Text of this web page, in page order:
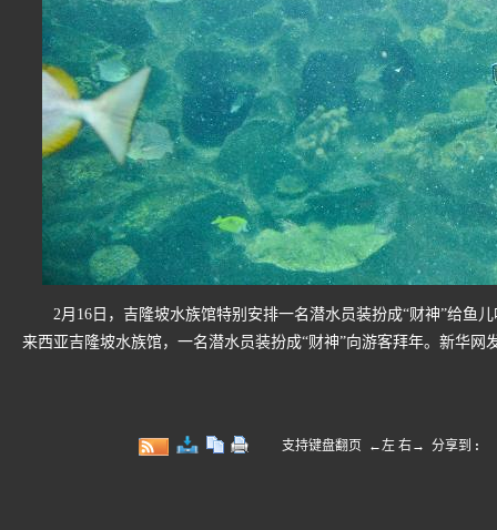
2月16日，吉隆坡水族馆特别安排一名潜水员装扮成“财神”给鱼
来西亚吉隆坡水族馆，一名潜水员装扮成“财神”向游客拜年。新华网
支持键盘翻页 ←左 右→ 分享到 :